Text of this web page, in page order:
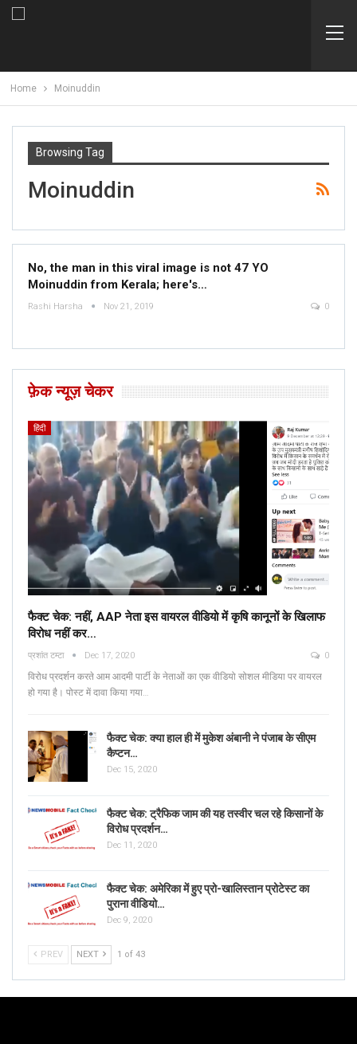
Home Moinuddin
Browsing Tag
Moinuddin
No, the man in this viral image is not 47 YO
Moinuddin from Kerala; here's…
Rashi Harsha Nov 21, 2019 0
फ़ेक न्यूज़ चेकर
हिंदी
फैक्ट चेक: नहीं, AAP नेता इस वायरल वीडियो में कृषि कानूनों के खिलाफ
विरोध नहीं कर…
प्रशांत टम्टा Dec 17, 2020 0
विरोध प्रदर्शन करते आम आदमी पार्टी के नेताओं का एक वीडियो सोशल मीडिया पर वायरल
हो गया है। पोस्ट में दावा किया गया…
फैक्ट चेक: क्या हाल ही में मुकेश अंबानी ने पंजाब के सीएम
कैप्टन…
Dec 15, 2020
फैक्ट चेक: ट्रैफिक जाम की यह तस्वीर चल रहे किसानों के
विरोध प्रदर्शन…
Dec 11, 2020
फैक्ट चेक: अमेरिका में हुए प्रो-खालिस्तान प्रोटेस्ट का
पुराना वीडियो…
Dec 9, 2020
PREV NEXT 1 of 43